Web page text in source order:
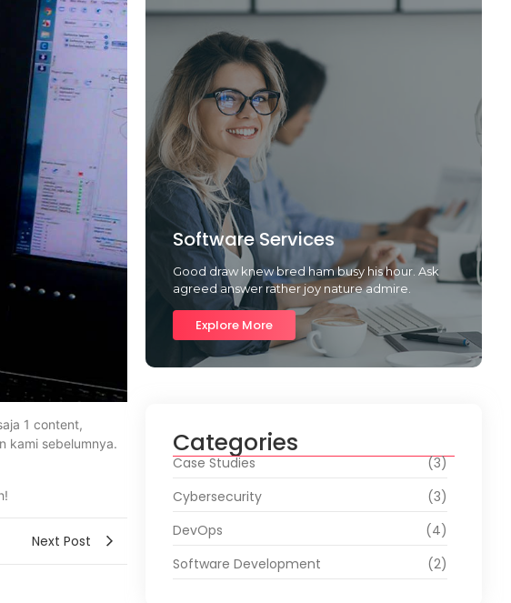
1 content,
kami sebelumnya.
Next Post
Software Services
Good draw knew bred ham busy his hour. Ask
agreed answer rather joy nature admire.
Explore More
Categories
Case Studies
(3)
Cybersecurity
(3)
DevOps
(4)
Software Development
(2)